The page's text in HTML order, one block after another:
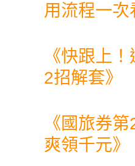
用流程一次
《快跟上
2招解套》
《 國旅券
爽領千元》